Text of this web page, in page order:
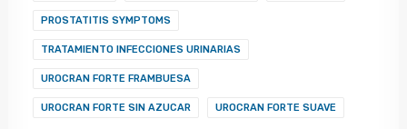
PROSTATITIS SYMPTOMS
TRATAMIENTO INFECCIONES URINARIAS
UROCRAN FORTE FRAMBUESA
UROCRAN FORTE SIN AZUCAR UROCRAN FORTE SUAVE